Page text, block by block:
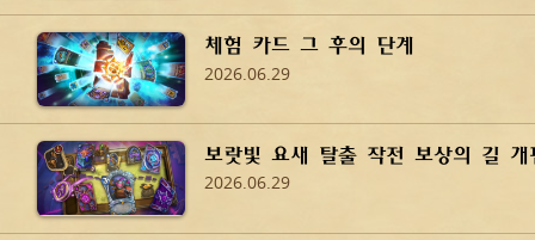
체험 카드 그 후의 단계
2026.06.29
보랏빛 요새 탈출 작전 보상의 길 개
2026.06.29